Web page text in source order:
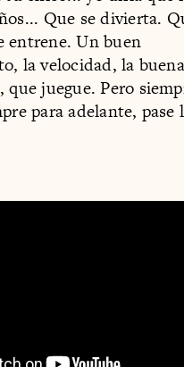
Que se divierta.
entrene. Un buen
la velocidad, la buena
juegue. Pero
para adelante, pase